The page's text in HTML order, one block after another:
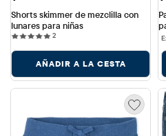
Shorts skimmer de mezclilla con
lunares para niñas
22 reviews
AÑADIR A LA CESTA